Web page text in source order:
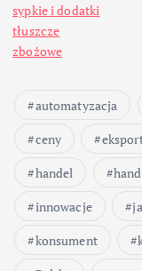
sypkie i dodatki
tłuszcze
zbożowe
automatyzacja
ceny
handel
innowacje
konsument